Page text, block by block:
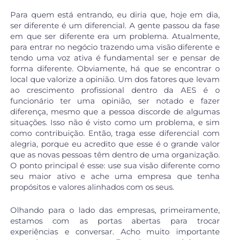
Para quem está entrando, eu diria que, hoje em dia,
ser diferente é um diferencial. A gente passou da fase
em que ser diferente era um problema. Atualmente,
para entrar no negócio trazendo uma visão diferente e
tendo uma voz ativa é fundamental ser e pensar de
forma diferente. Obviamente, há que se encontrar o
local que valorize a opinião. Um dos fatores que levam
ao crescimento profissional dentro da AES é o
funcionário ter uma opinião, ser notado e fazer
diferença, mesmo que a pessoa discorde de algumas
situações. Isso não é visto como um problema, e sim
como contribuição. Então, traga esse diferencial com
alegria, porque eu acredito que esse é o grande valor
que as novas pessoas têm dentro de uma organização.
O ponto principal é esse: use sua visão diferente como
seu maior ativo e ache uma empresa que tenha
propósitos e valores alinhados com os seus.
Olhando para o lado das empresas, primeiramente,
estamos com as portas abertas para trocar
experiências e conversar. Acho muito importante